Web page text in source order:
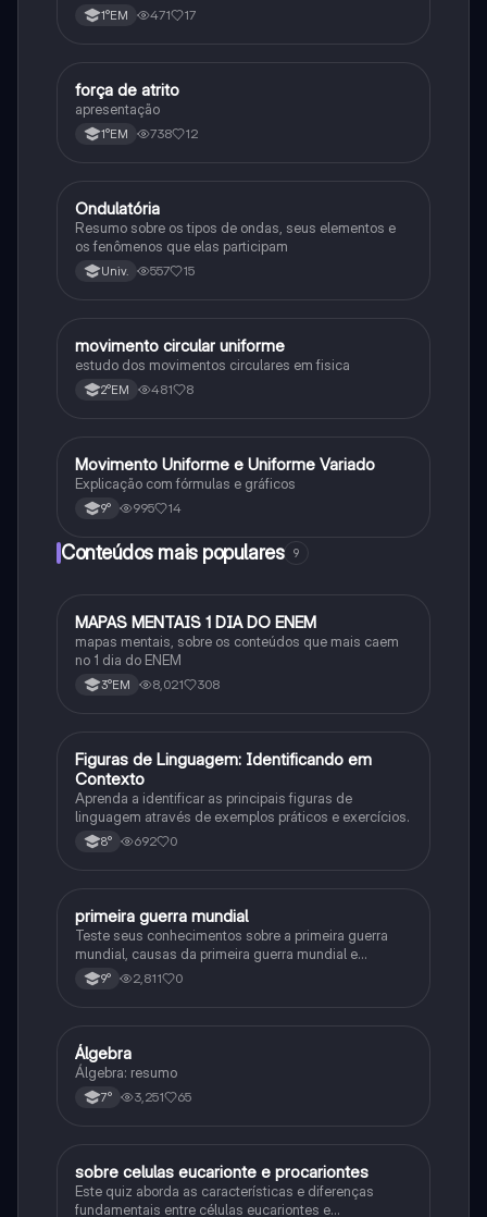
1°EM 471 17
Física
força de atrito
apresentação
1°EM 738 12
Física
Ondulatória
Resumo sobre os tipos de ondas, seus elementos e
os fenômenos que elas participam
Univ. 557 15
Física
movimento circular uniforme
estudo dos movimentos circulares em fisica
2°EM 481 8
Física
Movimento Uniforme e Uniforme Variado
Explicação com fórmulas e gráficos
9° 995 14
Conteúdos mais populares 9
Português
MAPAS MENTAIS 1 DIA DO ENEM
mapas mentais, sobre os conteúdos que mais caem
no 1 dia do ENEM
3°EM 8,021 308
FPortuguês
Figuras de Linguagem: Identificando em
Contexto
Aprenda a identificar as principais figuras de
linguagem através de exemplos práticos e exercícios.
8° 692 0
História
primeira guerra mundial
Teste seus conhecimentos sobre a primeira guerra
mundial, causas da primeira guerra mundial e
consequências da Primeira Guerra Mundial, fases da
primeira guerra mundial
9° 2,811 0
Matematica
Álgebra
Álgebra: resumo
7° 3,251 65
Biologia
sobre celulas eucarionte e procariontes
Este quiz aborda as características e diferenças
fundamentais entre células eucariontes e